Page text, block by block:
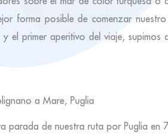
forma posible de comenzar
el primer aperitivo del viaje,
parada de nuestra ruta por Puglia en